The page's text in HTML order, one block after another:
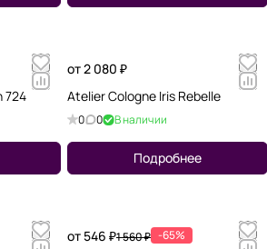
724
от 2 080 ₽
Atelier Cologne Iris Rebelle
0 0 В наличии
Подробнее
от 546 ₽1 560 ₽ -65%